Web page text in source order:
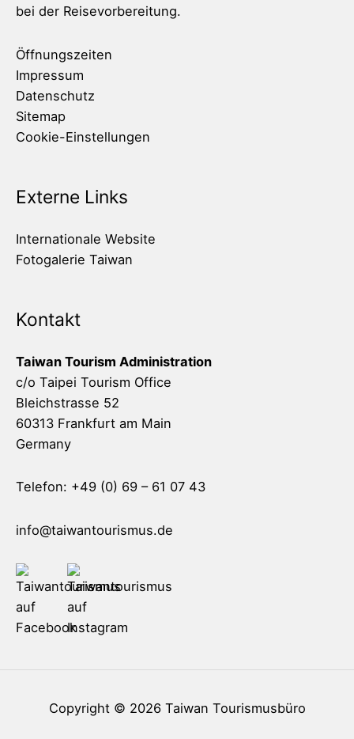
bei der Reisevorbereitung.
Öffnungszeiten
Impressum
Datenschutz
Sitemap
Cookie-Einstellungen
Externe Links
Internationale Website
Fotogalerie Taiwan
Kontakt
Taiwan Tourism Administration
c/o Taipei Tourism Office
Bleichstrasse 52
60313 Frankfurt am Main
Germany
Telefon: +49 (0) 69 – 61 07 43
info@taiwantourismus.de
Copyright © 2026 Taiwan Tourismusbüro